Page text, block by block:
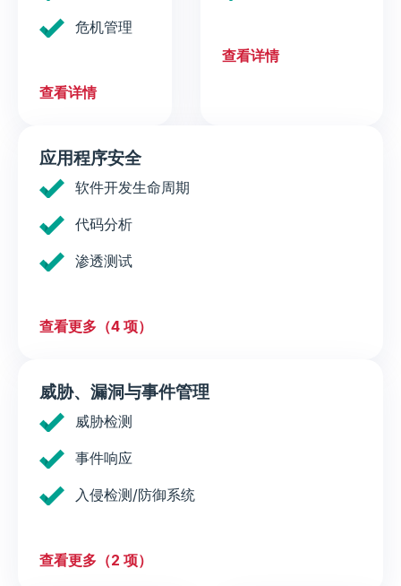
危机管理
查看详情
查看详情
应用程序安全
软件开发生命周期
代码分析
渗透测试
查看更多（4 项）
威胁、漏洞与事件管理
威胁检测
事件响应
入侵检测/防御系统
查看更多（2 项）